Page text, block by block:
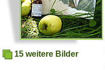
15 weitere Bilder